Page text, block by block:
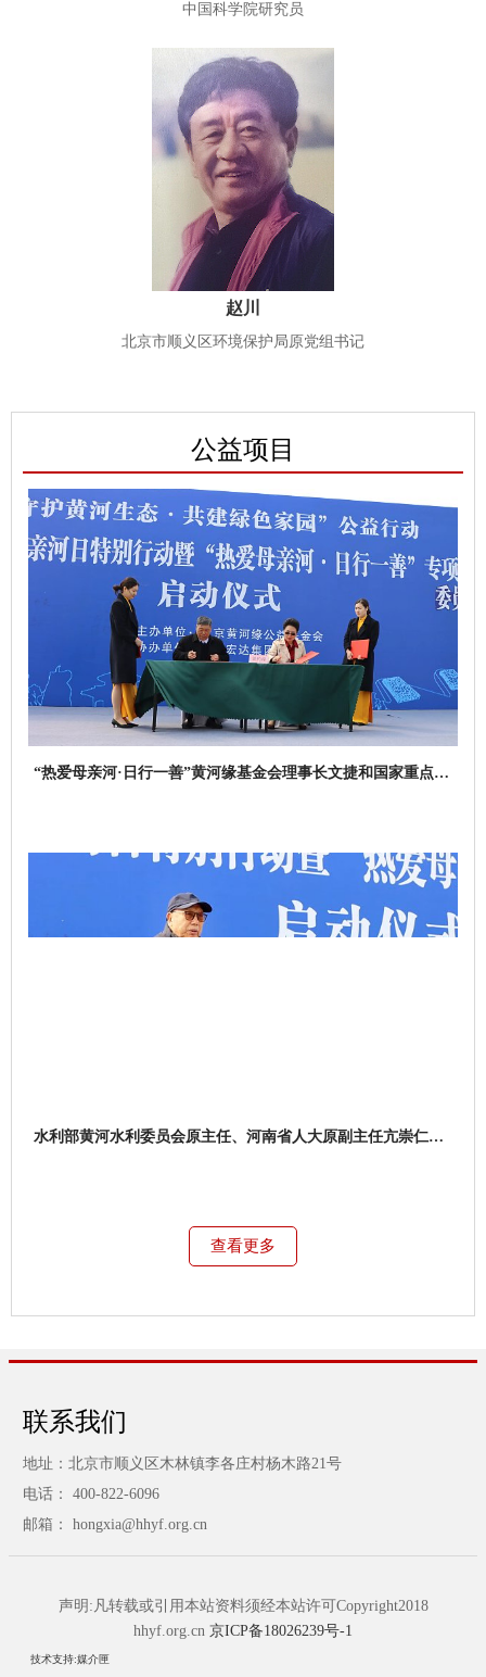
中国科学院研究员
赵川
北京市顺义区环境保护局原党组书记
公益项目
“热爱母亲河·日行一善”黄河缘基金会理事长文捷和国家重点研
水利部黄河水利委员会原主任、河南省人大原副主任亢崇仁先
查看更多
联系我们
地址：北京市顺义区木林镇李各庄村杨木路21号
电话： 400-822-6096
邮箱： hongxia@hhyf.org.cn
声明:凡转载或引用本站资料须经本站许可Copyright2018
hhyf.org.cn 京ICP备18026239号-1
技术支持:媒介匣